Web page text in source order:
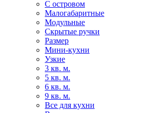
С островом
Малогабаритные
Модульные
Скрытые ручки
Размер
Мини-кухни
Узкие
3 кв. м.
5 кв. м.
6 кв. м.
9 кв. м.
Все для кухни